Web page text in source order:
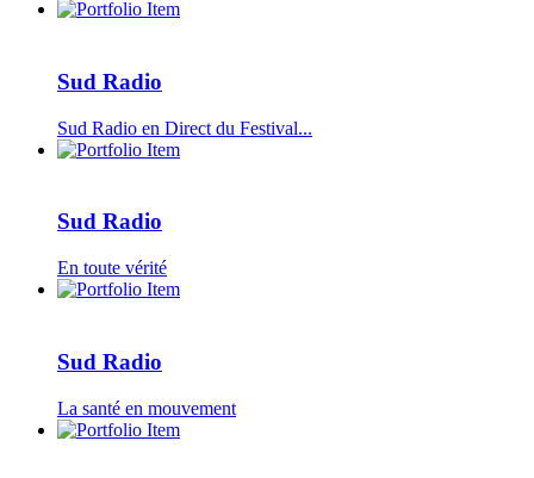
Sud Radio
Sud Radio en Direct du Festival...
Sud Radio
En toute vérité
Sud Radio
La santé en mouvement